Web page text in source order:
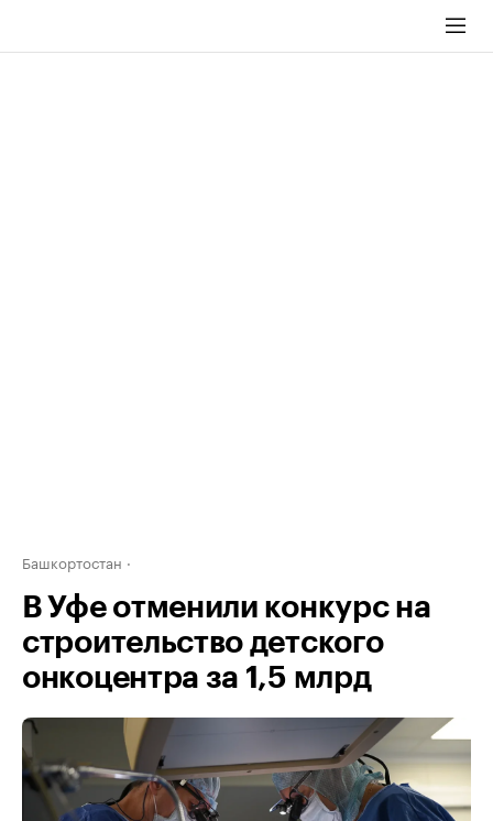
Башкортостан
В Уфе отменили конкурс на
строительство детского
онкоцентра за 1,5 млрд